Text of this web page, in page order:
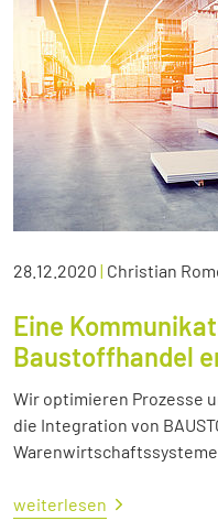
28.12.2020 | Christian
Eine
Baustoffhandel
Wir optimieren Prozesse
die Integration von
weiterlesen